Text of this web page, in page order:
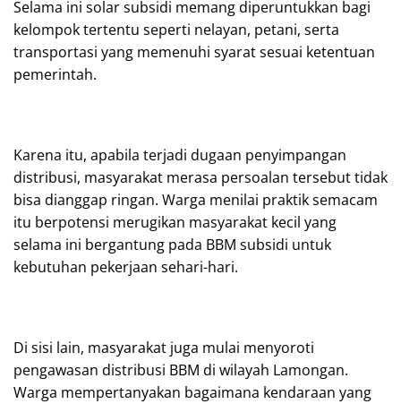
Selama ini solar subsidi memang diperuntukkan bagi
kelompok tertentu seperti nelayan, petani, serta
transportasi yang memenuhi syarat sesuai ketentuan
pemerintah.
Karena itu, apabila terjadi dugaan penyimpangan
distribusi, masyarakat merasa persoalan tersebut tidak
bisa dianggap ringan. Warga menilai praktik semacam
itu berpotensi merugikan masyarakat kecil yang
selama ini bergantung pada BBM subsidi untuk
kebutuhan pekerjaan sehari-hari.
Di sisi lain, masyarakat juga mulai menyoroti
pengawasan distribusi BBM di wilayah Lamongan.
Warga mempertanyakan bagaimana kendaraan yang